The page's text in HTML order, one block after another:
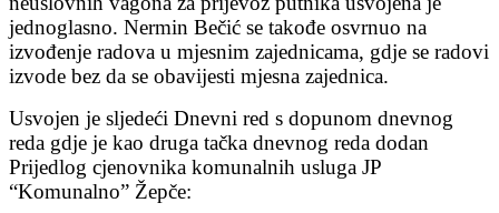
jednoglasno. Nermin Bečić se takođe osvrnuo na
izvođenje radova u mjesnim zajednicama, gdje se radovi
izvode bez da se obavijesti mjesna zajednica.
Usvojen je sljedeći Dnevni red s dopunom dnevnog
reda gdje je kao druga tačka dnevnog reda dodan
Prijedlog cjenovnika komunalnih usluga JP
“Komunalno” Žepče: